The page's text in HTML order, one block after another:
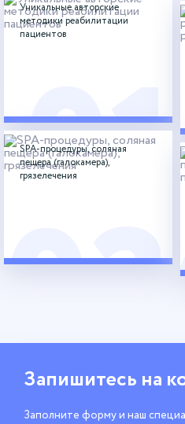
Уникальные авторские
методики реабилитации
пациентов
01
SPA-процедуры, соляная
пещера (галокамера),
грязелечения
03
Запишитесь на
Заполните форму и наш